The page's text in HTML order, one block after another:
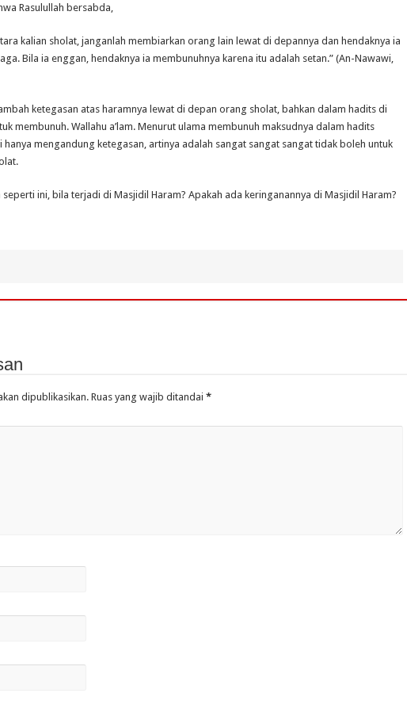
Rasulullah bersabda,
kalian sholat, janganlah membiarkan orang lain lewat di depannya dan hendaknya ia
Bila ia enggan, hendaknya ia membunuhnya karena itu adalah setan.” (An-Nawawi,
ketegasan atas haramnya lewat di depan orang sholat, bahkan dalam hadits di
membunuh. Wallahu a’lam. Menurut ulama membunuh maksudnya dalam hadits
mengandung ketegasan, artinya adalah sangat sangat sangat tidak boleh untuk
ini, bila terjadi di Masjidil Haram? Apakah ada keringanannya di Masjidil Haram?
dipublikasikan.Ruas yang wajib ditandai *